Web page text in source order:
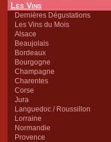
Les Vins
Dernières Dégustations
Les Vins du Mois
Alsace
Beaujolais
Bordeaux
Bourgogne
Champagne
Charentes
Corse
Jura
Languedoc / Roussillon
Lorraine
Normandie
Provence